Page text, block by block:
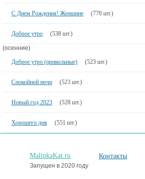
С Днем Рождения! Женщине (770 шт.)
Доброе утро (538 шт.)
(осенние)
Доброе утро (прикольные)
(523 шт.)
Спокойной ночи (523 шт.)
Новый год 2023 (528 шт.)
Хорошего дня (551 шт.)
MalinkaKat.ru
Запущен в 2020 году
Контакты